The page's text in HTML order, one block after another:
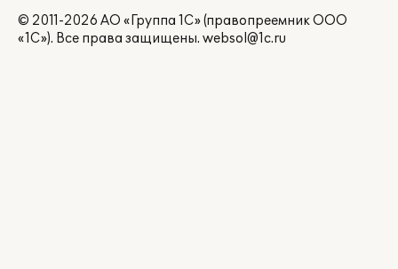
© 2011-2026 АО «Группа 1С» (правопреемник ООО
«1С»). Все права защищены. websol@1c.ru